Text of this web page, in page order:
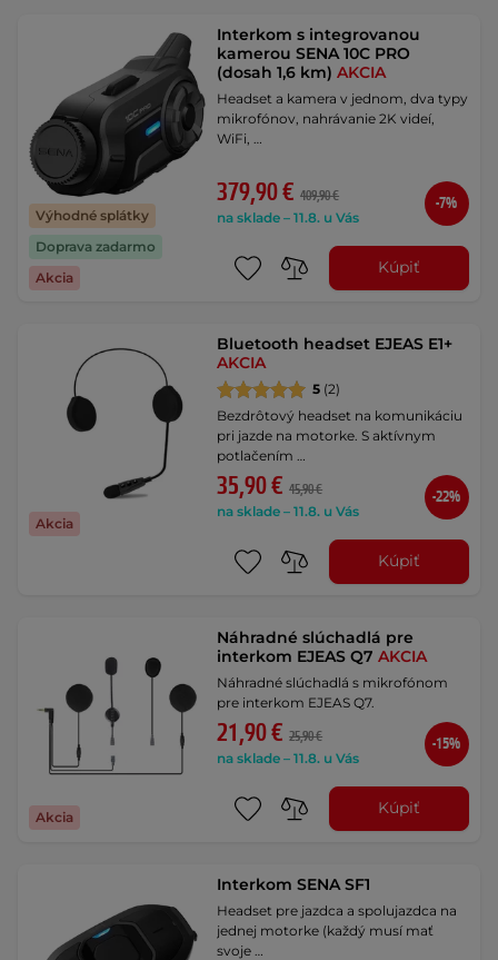
Výhodné splátky
Doprava zadarmo
Akcia
Interkom s integrovanou
kamerou SENA 10C PRO
(dosah 1,6 km)AKCIA
Headset a kamera v jednom, dva typy
mikrofónov, nahrávanie 2K videí,
WiFi, …
379,90 € 409,90 €
na sklade – 11.8. u Vás
-7%
Kúpiť
Akcia
Bluetooth headset EJEAS E1+
AKCIA
5 (2)
Bezdrôtový headset na komunikáciu
pri jazde na motorke. S aktívnym
potlačením …
35,90 € 45,90 €
na sklade – 11.8. u Vás
-22%
Kúpiť
Akcia
Náhradné slúchadlá pre
interkom EJEAS Q7AKCIA
Náhradné slúchadlá s mikrofónom
pre interkom EJEAS Q7.
21,90 € 25,90 €
na sklade – 11.8. u Vás
-15%
Kúpiť
Interkom SENA SF1
Headset pre jazdca a spolujazdca na
jednej motorke (každý musí mať
svoje …